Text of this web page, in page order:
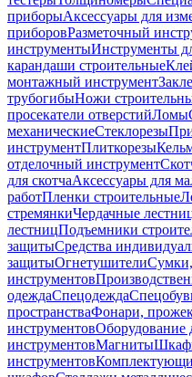
приборыАксессуары для
приборовРазметочный
инструментыИнструменты
карандаши строительные
монтажный инструмент
трубогибыНожи
просекатели отверстийЛомы
механическиеСтеклорезы
инструментПлиткорезы
отделочный инструмент
для скотчаАксессуары для
работПленки строительные
стремянкиЧердачные
лестницПодъемники
защитыСредства
защитыОгнетушителиСумки,
инструментов
одеждаСпецодежда
пространстваФонари,
инструментовОборудование
инструментовМагниты
инструментов